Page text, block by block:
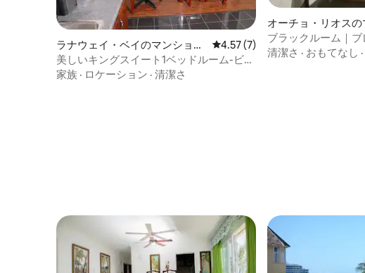
ラナウェイ・ベイのマンショ
ン・アパート
レビュー7件、5つ星中4.57つ星
4.57 (7)
美しいキングスイート1ベッドルーム-ビー
チまで徒歩5分
家族 · ロケーション · 清潔さ
オーチョ・リオス
ト
ブラックルーム｜
ル・アパートメント
清潔さ · おもてなし ·